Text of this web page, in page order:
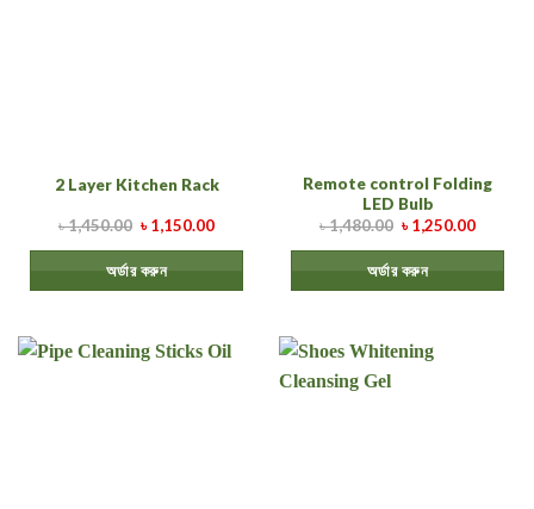
2 Layer Kitchen Rack
৳1,450.00 ৳1,150.00
অর্ডার করুন
Remote control Folding
LED Bulb
৳1,480.00 ৳1,250.00
অর্ডার করুন